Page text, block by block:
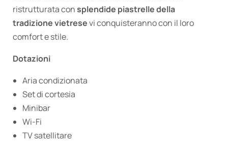
ristrutturata consplendide piastrelle della
tradizione vietresevi conquisteranno con il loro
comfort e stile.
Dotazioni
Aria condizionata
Set di cortesia
Minibar
Wi-Fi
TV satellitare